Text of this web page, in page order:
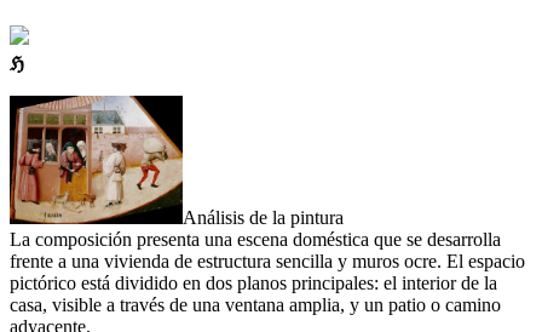
ℌ
Análisis de la pintura
La composición presenta una escena doméstica que se desarrolla
frente a una vivienda de estructura sencilla y muros ocre. El espacio
pictórico está dividido en dos planos principales: el interior de la
casa, visible a través de una ventana amplia, y un patio o camino
adyacente.